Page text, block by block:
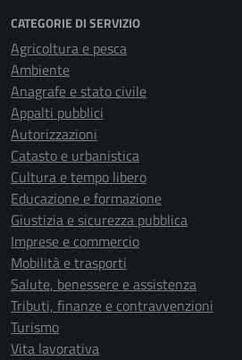
CATEGORIE DI SERVIZIO
Agricoltura e pesca
Ambiente
Anagrafe e stato civile
Appalti pubblici
Autorizzazioni
Catasto e urbanistica
Cultura e tempo libero
Educazione e formazione
Giustizia e sicurezza pubblica
Imprese e commercio
Mobilità e trasporti
Salute, benessere e assistenza
Tributi, finanze e contravvenzioni
Turismo
Vita lavorativa